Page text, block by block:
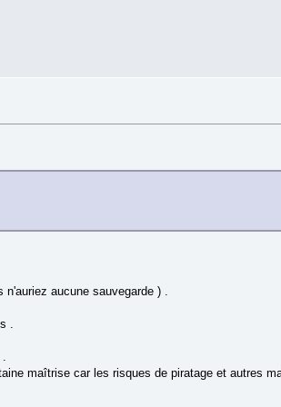
n'auriez aucune sauvegarde ) .
.
.
maîtrise car les risques de piratage et autres